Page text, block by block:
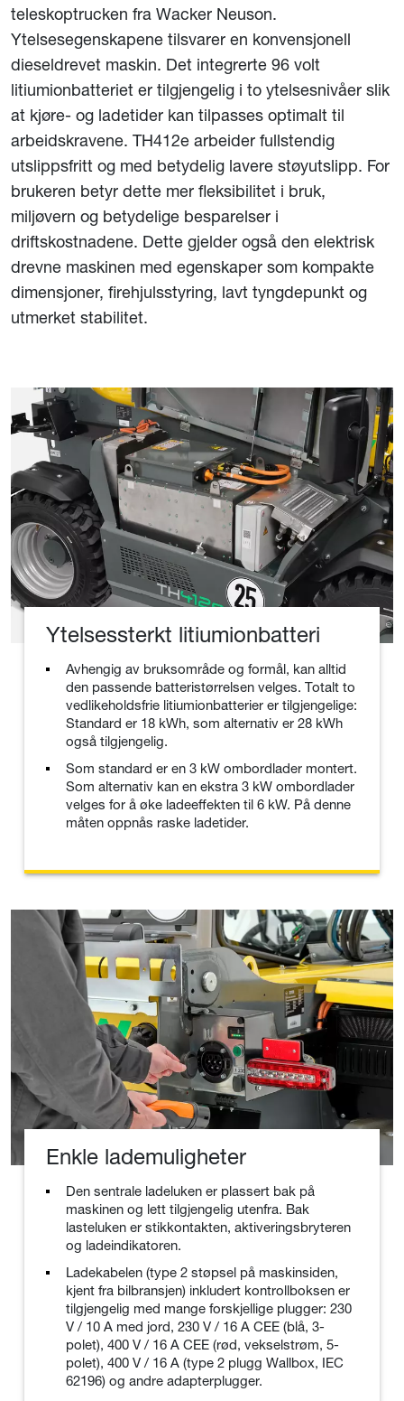
teleskoptrucken fra Wacker Neuson.
Ytelsesegenskapene tilsvarer en konvensjonell
dieseldrevet maskin. Det integrerte 96 volt
litiumionbatteriet er tilgjengelig i to ytelsesnivåer slik
at kjøre- og ladetider kan tilpasses optimalt til
arbeidskravene. TH412e arbeider fullstendig
utslippsfritt og med betydelig lavere støyutslipp. For
brukeren betyr dette mer fleksibilitet i bruk,
miljøvern og betydelige besparelser i
driftskostnadene. Dette gjelder også den elektrisk
drevne maskinen med egenskaper som kompakte
dimensjoner, firehjulsstyring, lavt tyngdepunkt og
utmerket stabilitet.
Ytelsessterkt litiumionbatteri
Avhengig av bruksområde og formål, kan alltid
den passende batteristørrelsen velges. Totalt to
vedlikeholdsfrie litiumionbatterier er tilgjengelige:
Standard er 18 kWh, som alternativ er 28 kWh
også tilgjengelig.
Som standard er en 3 kW ombordlader montert.
Som alternativ kan en ekstra 3 kW ombordlader
velges for å øke ladeeffekten til 6 kW. På denne
måten oppnås raske ladetider.
Enkle lademuligheter
Den sentrale ladeluken er plassert bak på
maskinen og lett tilgjengelig utenfra. Bak
lasteluken er stikkontakten, aktiveringsbryteren
og ladeindikatoren.
Ladekabelen (type 2 støpsel på maskinsiden,
kjent fra bilbransjen) inkludert kontrollboksen er
tilgjengelig med mange forskjellige plugger: 230
V / 10 A med jord, 230 V / 16 A CEE (blå, 3-
polet), 400 V / 16 A CEE (rød, vekselstrøm, 5-
polet), 400 V / 16 A (type 2 plugg Wallbox, IEC
62196) og andre adapterplugger.